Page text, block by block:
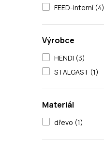
FEED-interní (4)
Výrobce
HENDI (3)
STALGAST (1)
Materiál
dřevo (1)